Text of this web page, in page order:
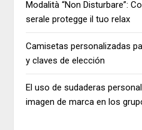
Modalità “Non Disturbare”:
serale protegge il tuo relax
Camisetas personalizadas
y claves de elección
El uso de sudaderas
imagen de marca en los